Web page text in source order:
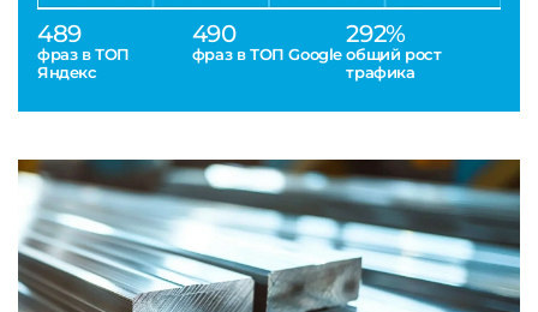
489
фраз в ТОП
Яндекс
490
фраз в ТОП Google
292%
общий рост
трафика